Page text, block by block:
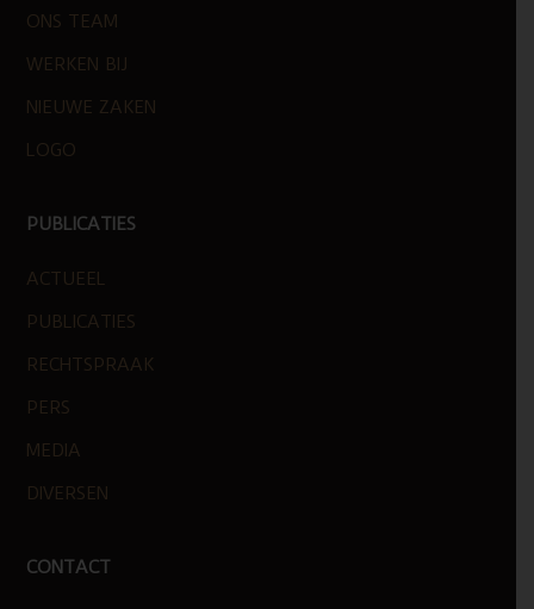
ONS TEAM
WERKEN BIJ
NIEUWE ZAKEN
LOGO
PUBLICATIES
ACTUEEL
PUBLICATIES
RECHTSPRAAK
PERS
MEDIA
DIVERSEN
CONTACT